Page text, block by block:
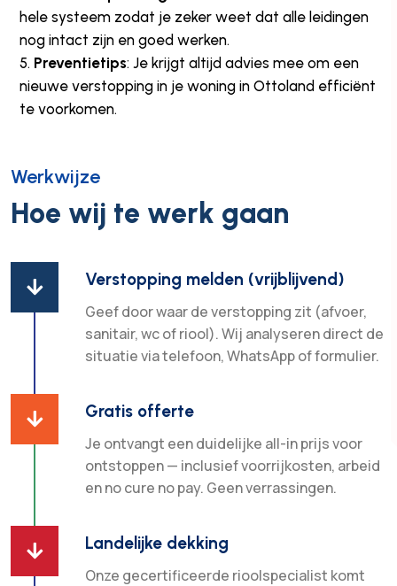
hele systeem zodat je zeker weet dat alle leidingen
nog intact zijn en goed werken.
Preventietips: Je krijgt altijd advies mee om een
nieuwe verstopping in je woning in Ottoland efficiënt
te voorkomen.
Werkwijze
Hoe wij te werk gaan
 Verstopping melden (vrijblijvend)
Geef door waar de verstopping zit (afvoer,
sanitair, wc of riool). Wij analyseren direct de
situatie via telefoon, WhatsApp of formulier.
 Gratis offerte
Je ontvangt een duidelijke all-in prijs voor
ontstoppen — inclusief voorrijkosten, arbeid
en no cure no pay. Geen verrassingen.
 Landelijke dekking
Onze gecertificeerde rioolspecialist komt